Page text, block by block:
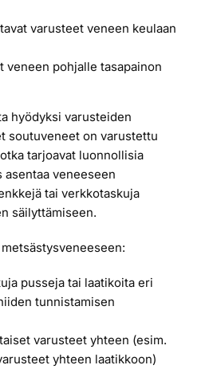
varusteet veneen keulaan
veneen pohjalle tasapainon
hyödyksi varusteiden
soutuveneet on varustettu
tarjoavat luonnollisia
asentaa veneeseen
tai verkkotaskuja
säilyttämiseen.
pusseja tai laatikoita eri
tunnistamisen
varusteet yhteen (esim.
yhteen laatikkoon)